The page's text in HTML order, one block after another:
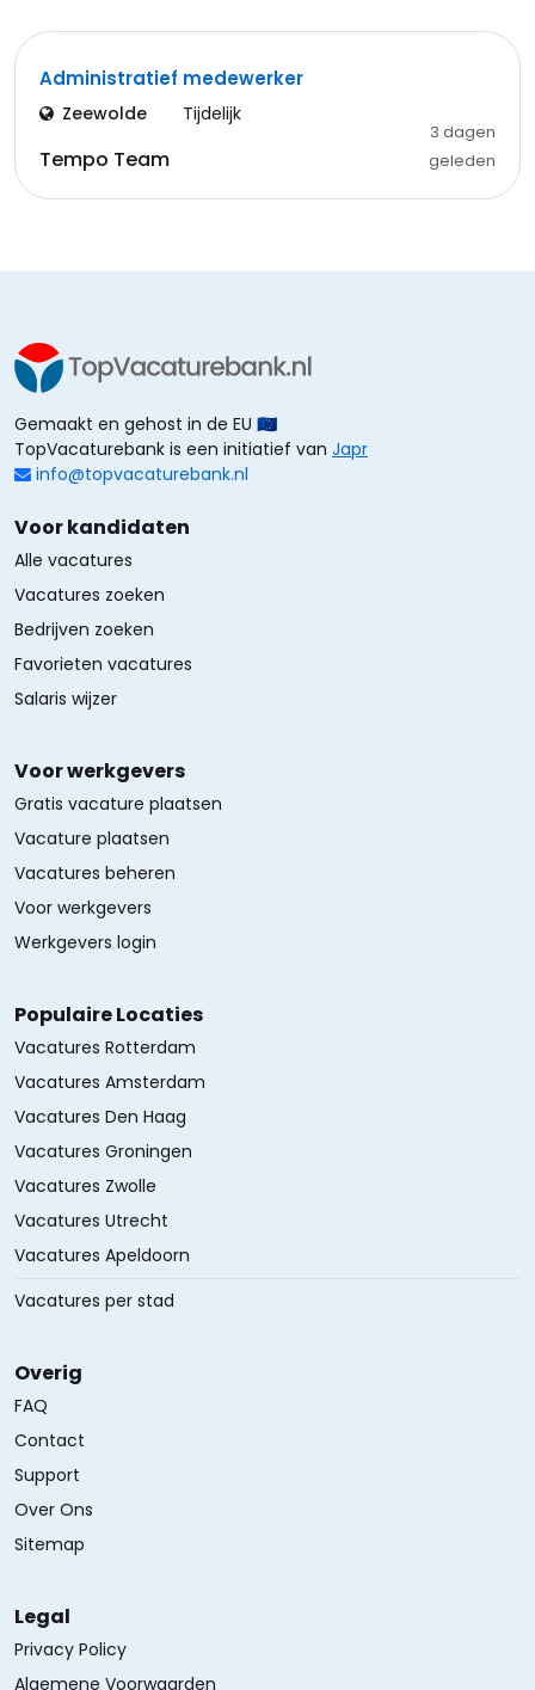
Administratief medewerker
Zeewolde Tijdelijk
Tempo Team
3 dagen
geleden
Gemaakt en gehost in de EU 🇪🇺
TopVacaturebank is een initiatief van Japr
info@topvacaturebank.nl
Voor kandidaten
Alle vacatures
Vacatures zoeken
Bedrijven zoeken
Favorieten vacatures
Salaris wijzer
Voor werkgevers
Gratis vacature plaatsen
Vacature plaatsen
Vacatures beheren
Voor werkgevers
Werkgevers login
Populaire Locaties
Vacatures Rotterdam
Vacatures Amsterdam
Vacatures Den Haag
Vacatures Groningen
Vacatures Zwolle
Vacatures Utrecht
Vacatures Apeldoorn
Vacatures per stad
Overig
FAQ
Contact
Support
Over Ons
Sitemap
Legal
Privacy Policy
Algemene Voorwaarden